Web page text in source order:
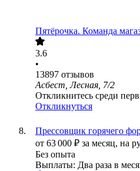
Пятёрочка. Команда
3.6
•
13897 отзывов
Асбест, Лесная, 7/2
Откликнитесь среди
Откликнуться
Прессовщик горячего
от 63 000 ₽ за месяц, на
Без опыта
Выплаты: Два раза в